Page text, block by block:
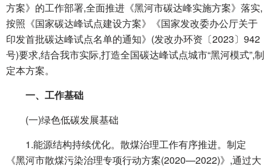
方案》的工作部署,全面推进《黑河市碳达峰实施方案》落实,
按照《国家碳达峰试点建设方案》《国家发改委办公厅关于
印发首批碳达峰试点名单的通知》(发改办环资〔2023〕942
号)要求,结合我市实际,打造全国碳达峰试点城市“黑河模式”,制
定本方案。
一、工作基础
(一)绿色低碳发展基础
1.能源结构持续优化。散煤治理工作有序推进。制定
《黑河市散煤污染治理专项行动方案(2020—2022)》,通过大